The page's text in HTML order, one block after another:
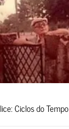
Ciclos do Tempo